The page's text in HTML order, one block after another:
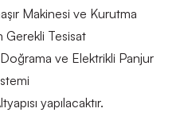
Makinesi ve Kurutma
Gerekli Tesisat
ve Elektrikli Panjur
yapılacaktır.